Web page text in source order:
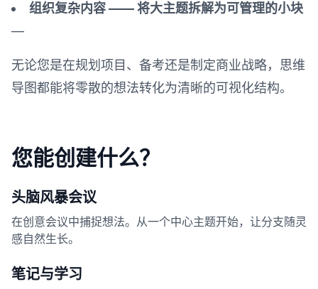
组织复杂内容 —— 将大主题拆解为可管理的小块
—
无论您是在规划项目、备考还是制定商业战略，思维
导图都能将零散的想法转化为清晰的可视化结构。
您能创建什么？
头脑风暴会议
在创意会议中捕捉想法。从一个中心主题开始，让分支随灵
感自然生长。
笔记与学习